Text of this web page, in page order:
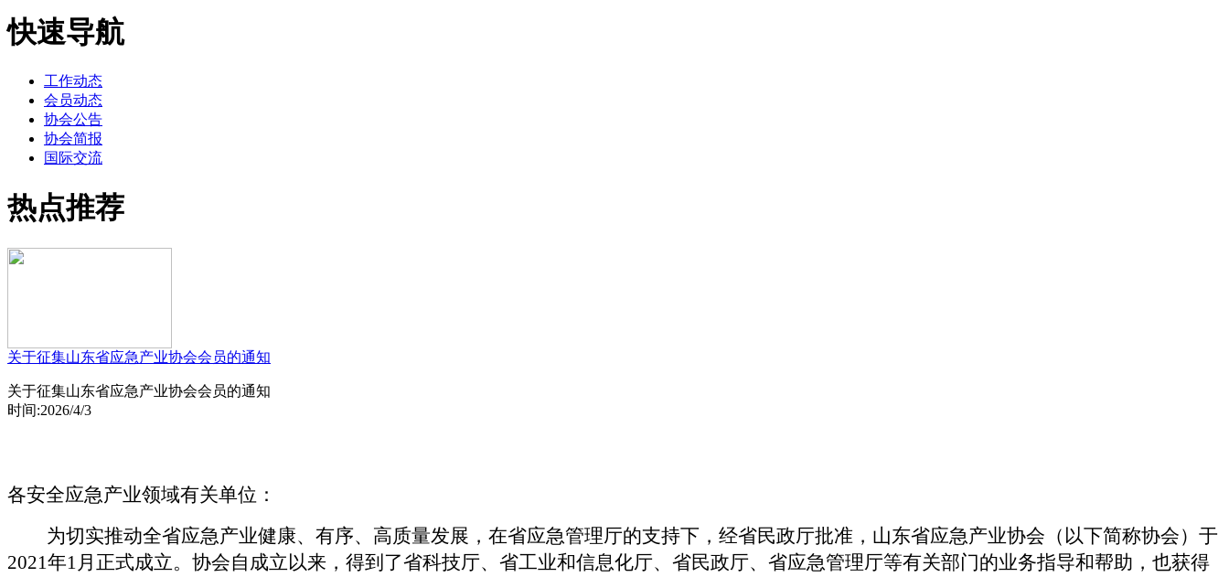
快速导航
工作动态
会员动态
协会公告
协会简报
国际交流
热点推荐
关于征集山东省应急产业协会会员的通知
关于征集山东省应急产业协会会员的通知
时间:2026/4/3
各安全应急产业领域有关单位：
为切实推动全省应急产业健康、有序、高质量发展，在省应急管理厅的支持下，经省民政厅批准，山东省应急产业协会（以下简称协会）于
2021年1月正式成立。协会自成立以来，得到了省科技厅、省工业和信息化厅、省民政厅、省应急管理厅等有关部门的业务指导和帮助，也获得